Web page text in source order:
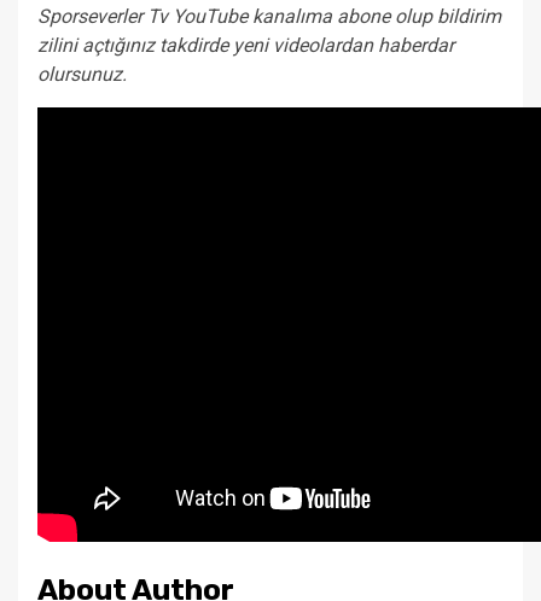
Sporseverler Tv YouTube kanalıma abone olup bildirim
zilini açtığınız takdirde yeni videolardan haberdar
olursunuz.
About Author